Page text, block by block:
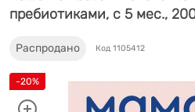
-20%
пребиотиками, с 5 мес.,
Распродано Код 1105412